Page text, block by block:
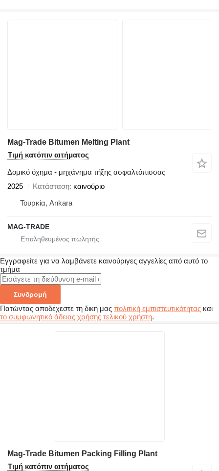
Mag-Trade Bitumen Melting Plant
Τιμή κατόπιν αιτήματος
Δομικό όχημα - μηχάνημα τήξης ασφαλτόπισσας
2025
Κατάσταση καινούριο
Τουρκία, Ankara
MAG-TRADE
Εγγραφείτε για να λαμβάνετε καινούριγες αγγελίες από αυτό το
τμήμα
Συνδρομή
Πατώντας αποδέχεστε τη δική μας πολιτική εμπιστευτικότητας και
το συμφωνητικό άδειας χρήσης τελικού χρήστη.
Mag-Trade Bitumen Packing Filling Plant
Τιμή κατόπιν αιτήματος